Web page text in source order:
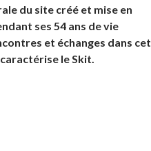
du site créé et mise en
ses 54 ans de vie
et échanges dans cet
le Skit.